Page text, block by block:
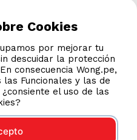
Cookies
por mejorar tu
descuidar la protección
consecuencia Wong.pe,
Funcionales y las de
el uso de las